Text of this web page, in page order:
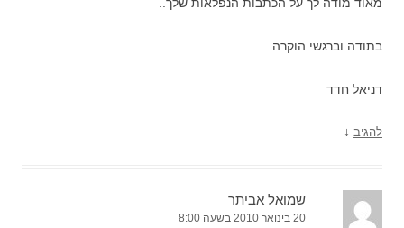
בתודה וברגשי הוקרה
דניאל חדד
להגיב ↓
שמואל אביתר
20 בינואר 2010 בשעה 8:00